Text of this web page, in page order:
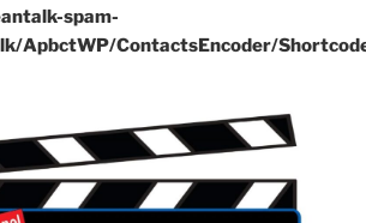
spam-
ApbctWP/ContactsEncoder/